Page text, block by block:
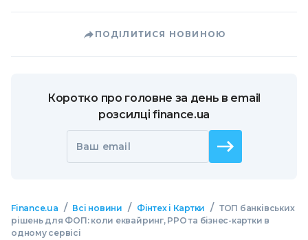
ПОДІЛИТИСЯ НОВИНОЮ
Коротко про головне за день в email
розсилці finance.ua
Ваш email
Finance.ua / Всі новини / Фінтех і Картки / ТОП банківських
рішень для ФОП: коли еквайринг, РРО та бізнес-картки в
одному сервісі